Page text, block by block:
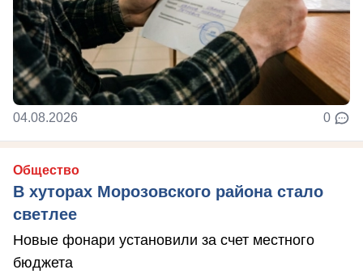
04.08.2026 0
Общество
В хуторах Морозовского района стало
светлее
Новые фонари установили за счет местного
бюджета